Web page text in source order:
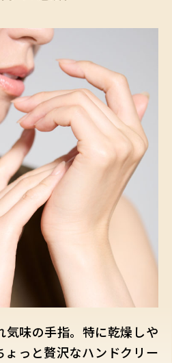
気味の手指。特に乾燥しや
ょっと贅沢なハンドクリー